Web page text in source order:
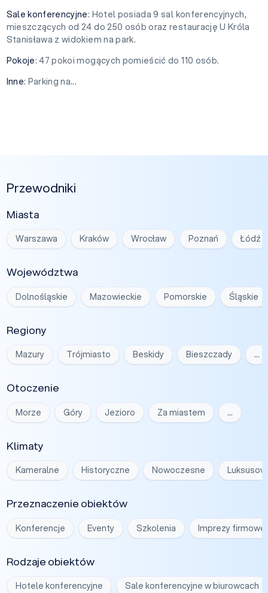
Sale konferencyjne: Hotel posiada 9 sal konferencyjnych,
mieszczących od 24 do 250 osób oraz restaurację U Króla
Stanisława z widokiem na park.
Pokoje: 47 pokoi mogących pomieścić do 110 osób.
Inne: Parking na...
Przewodniki
Miasta
Warszawa Kraków Wrocław Poznań Łódź
Województwa
Dolnośląskie Mazowieckie Pomorskie Śląskie
Regiony
Mazury Trójmiasto Beskidy Bieszczady …
Otoczenie
Morze Góry Jezioro Za miastem …
Klimaty
Kameralne Historyczne Nowoczesne
Przeznaczenie obiektów
Konferencje Eventy Szkolenia Imprezy firmowe
Rodzaje obiektów
Hotele konferencyjne Sale konferencyjne w biurowcach